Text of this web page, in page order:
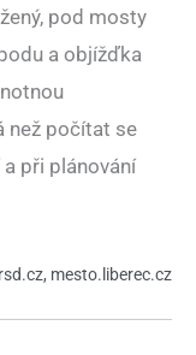
pod mosty
a objížďka
než počítat se
při plánování
, mesto.liberec.cz